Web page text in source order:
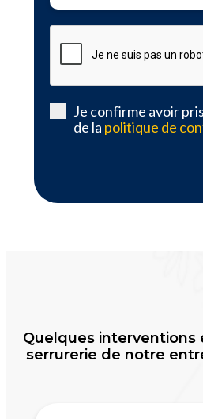
Je confirme avoir
de la politique de
Quelques interventions
serrurerie de notre